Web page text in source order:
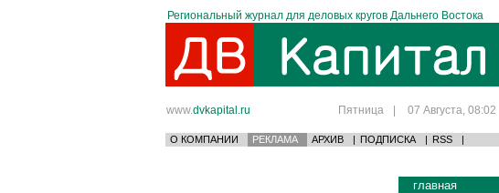
Региональный журнал для деловых кругов Дальнего Востока
www.dvkapital.ru Пятница | 07 Августа, 08:02
О КОМПАНИИ РЕКЛАМА АРХИВ | ПОДПИСКА | RSS |
главная